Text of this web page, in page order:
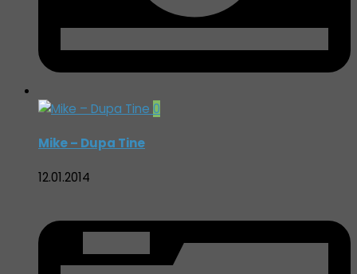
0
Mike – Dupa Tine
12.01.2014